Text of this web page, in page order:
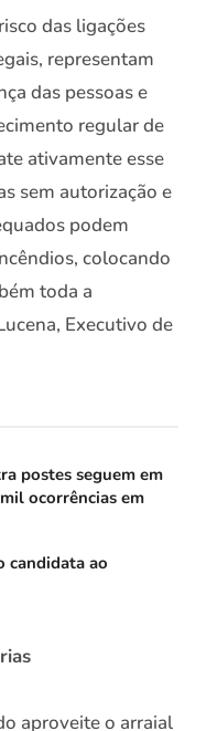
das ligações
representam
das pessoas e
regular de
ativamente esse
sem autorização e
podem
colocando
toda a
Executivo de
postes seguem em
ocorrências em
candidata ao
aproveite o arraial